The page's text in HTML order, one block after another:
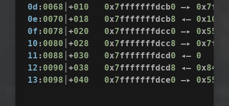
0d : 0068 │+010 0x7fffffffdcb0 —▸ 0x7
0e : 0070 │+018 0x7fffffffdcb8 ◂— 0x
0f : 0078 │+020 0x7fffffffdcc0 —▸ 0x
10 : 0080 │+028 0x7fffffffdcc8 —▸ 0x7
11 : 0088 │+030 0x7fffffffdcd0 ◂— 0
12 : 0090 │+038 0x7fffffffdcd8 ◂— 0x
13 : 0098 │+040 0x7fffffffdce0 —▸ 0x